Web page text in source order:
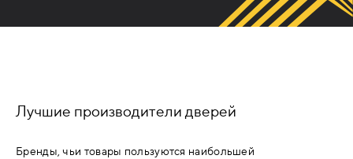
Лучшие производители дверей
Бренды, чьи товары пользуются наибольшей